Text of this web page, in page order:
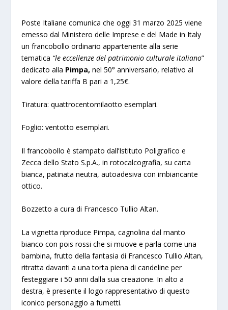
Poste Italiane comunica che oggi 31 marzo 2025 viene
emesso dal Ministero delle Imprese e del Made in Italy
un francobollo ordinario appartenente alla serie
tematica “le eccellenze del patrimonio culturale italiano”
dedicato alla Pimpa, nel 50° anniversario, relativo al
valore della tariffa B pari a 1,25€.
Tiratura: quattrocentomilaotto esemplari.
Foglio: ventotto esemplari.
Il francobollo è stampato dall’Istituto Poligrafico e
Zecca dello Stato S.p.A., in rotocalcografia, su carta
bianca, patinata neutra, autoadesiva con imbiancante
ottico.
Bozzetto a cura di Francesco Tullio Altan.
La vignetta riproduce Pimpa, cagnolina dal manto
bianco con pois rossi che si muove e parla come una
bambina, frutto della fantasia di Francesco Tullio Altan,
ritratta davanti a una torta piena di candeline per
festeggiare i 50 anni dalla sua creazione. In alto a
destra, è presente il logo rappresentativo di questo
iconico personaggio a fumetti.